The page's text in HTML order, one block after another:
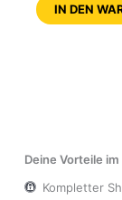
IN DEN
Deine Vorteile
Kompletter